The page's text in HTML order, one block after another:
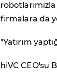
firmalara da
"Yatırım
hiVC CEO'su